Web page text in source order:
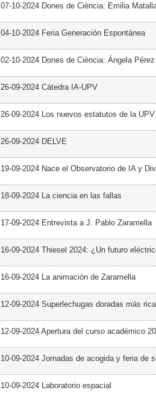
07-10-2024 Dones de Ciència: Emilia
04-10-2024 Feria Generación Espontánea
02-10-2024 Dones de Ciència: Ángela Pérez
26-09-2024 Cátedra IA-UPV
26-09-2024 Los nuevos estatutos de la
26-09-2024 DELVE
19-09-2024 Nace el Observatorio de IA y
18-09-2024 La ciencia en las fallas
17-09-2024 Entrevista a J. Pablo Zaramella
16-09-2024 Thiesel 2024: ¿Un futuro
16-09-2024 La animación de Zaramella
12-09-2024 Superlechugas doradas más
12-09-2024 Apertura del curso académico
10-09-2024 Jornadas de acogida y feria de
10-09-2024 Laboratorio espacial